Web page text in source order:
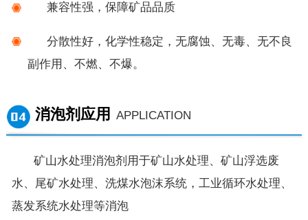
兼容性强，保障矿品品质
分散性好，化学性稳定，无腐蚀、无毒、无不良
副作用、不燃、不爆。
消泡剂应用 APPLICATION
矿山水处理消泡剂 用于矿山水处理、矿山浮选废
水、尾矿水处理、洗煤水泡沫系统，工业循环水处理、
蒸发系统水处理等消泡